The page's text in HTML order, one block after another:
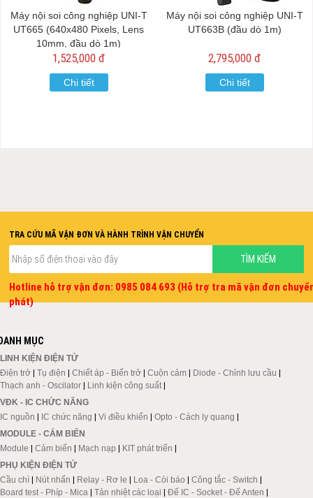
Máy nội soi công nghiệp UNI-T
UT665 (640x480 Pixels, Lens
10mm, đầu dò 1m)
1,525,000 đ
Chi tiết
Máy nội soi công nghiệp UNI-T
UT663B (đầu dò 1m)
2,795,000 đ
Chi tiết
TRA CỨU MÃ VẬN ĐƠN VÀ HÀNH TRÌNH VẬN CHUYỂN
Hotline hỗ trợ vận đơn: 0985 084 693 (Hỗ trợ tra mã vận đơn
phát)
MỤC
LINH KIỆN ĐIỆN TỬ
Điện trở | Tụ điện | Chiết áp - Biến trở | Cuộn cảm | Diode - Chỉnh lưu cầu |
Thạch anh - Oscilator | Linh kiện công suất |
VĐK - IC CHỨC NĂNG
IC nguồn | IC chức năng | Vi điều khiển | Opto - Cách ly quang |
MODULE - CẢM BIẾN
Module | Cảm biến | Mạch nạp | KIT phát triển |
PHỤ KIỆN ĐIỆN TỬ
Cầu chì | Nút nhấn | Relay - Rơ le | Loa - Còi báo | Công tắc - Switch |
Board test - Phíp - Mica | Tản nhiệt các loại | Đế IC - Socket - Đế Anten |